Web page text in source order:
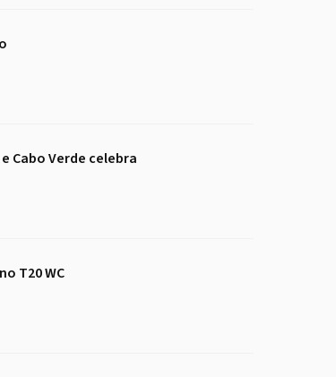
Cabo Verde celebra
T20 WC